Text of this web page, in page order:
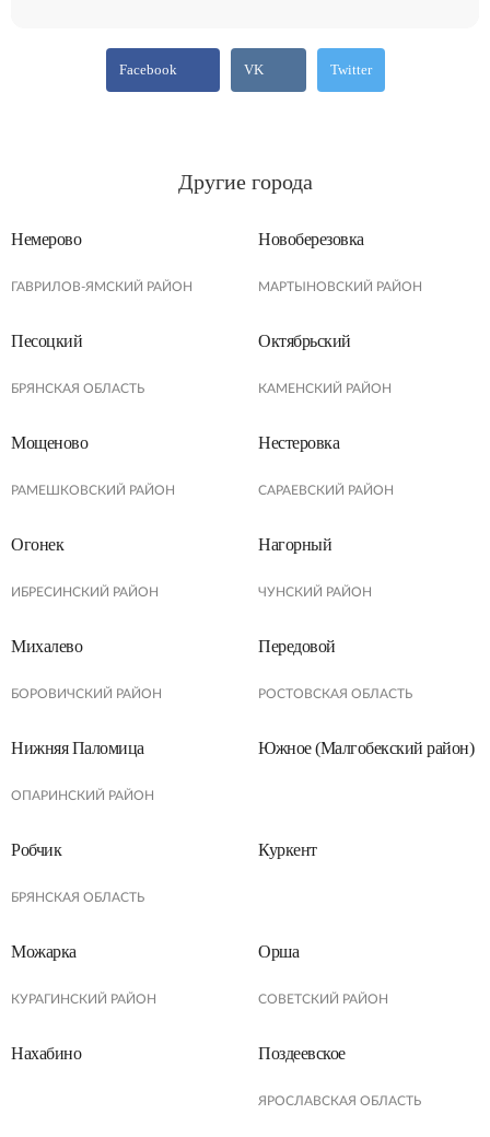
Facebook VK Twitter
Другие города
Немерово
ГАВРИЛОВ-ЯМСКИЙ РАЙОН
Новоберезовка
МАРТЫНОВСКИЙ РАЙОН
Песоцкий
БРЯНСКАЯ ОБЛАСТЬ
Октябрьский
КАМЕНСКИЙ РАЙОН
Мощеново
РАМЕШКОВСКИЙ РАЙОН
Нестеровка
САРАЕВСКИЙ РАЙОН
Огонек
ИБРЕСИНСКИЙ РАЙОН
Нагорный
ЧУНСКИЙ РАЙОН
Михалево
БОРОВИЧСКИЙ РАЙОН
Передовой
РОСТОВСКАЯ ОБЛАСТЬ
Нижняя Паломица
ОПАРИНСКИЙ РАЙОН
Южное (Малгобекский район)
Робчик
БРЯНСКАЯ ОБЛАСТЬ
Куркент
Можарка
КУРАГИНСКИЙ РАЙОН
Орша
СОВЕТСКИЙ РАЙОН
Нахабино Поздеевское
ЯРОСЛАВСКАЯ ОБЛАСТЬ